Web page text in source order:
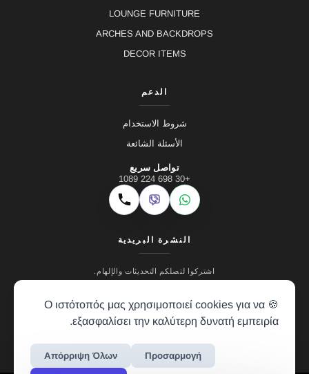
LOUNGE FURNITURE
ARCHES AND BACKDROPS
DECOR ITEMS
الدعم
شروط الاستخدام
الأسئلة الشائعة
تواصل سريع
+30 698 224 1089
WhatsApp
Viber اتصال
النشرة البريدية
اشتركوا لتصلكم التحديثات والإلهام.
🍪 Ο ιστότοπός μας χρησιμοποιεί cookies για να
εξασφαλίσει την καλύτερη δυνατή εμπειρία.
Προσαρμογή
Απόρριψη Όλων